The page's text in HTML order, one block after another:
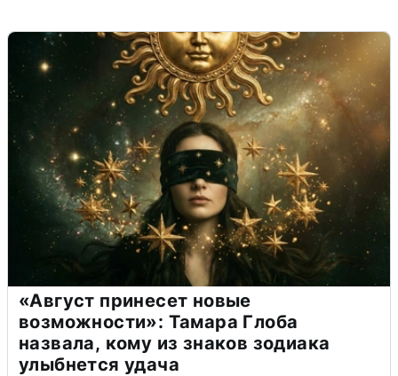
«Август принесет новые
возможности»: Тамара Глоба
назвала, кому из знаков зодиака
улыбнется удача